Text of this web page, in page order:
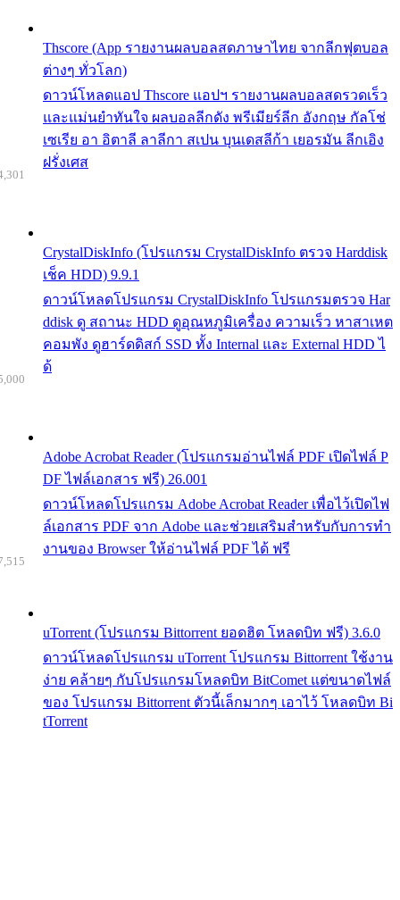
Thscore (App รายงานผลบอลสดภาษาไทย จากลีกฟุตบอล
ต่างๆ ทั่วโลก)
ดาวน์โหลดแอป Thscore แอปฯ รายงานผลบอลสดรวดเร็ว
และแม่นยำทันใจ ผลบอลลีกดัง พรีเมียร์ลีก อังกฤษ กัลโช่
เซเรีย อา อิตาลี ลาลีกา สเปน บุนเดสลีก้า เยอรมัน ลีกเอิง
ฝรั่งเศส
CrystalDiskInfo (โปรแกรม CrystalDiskInfo ตรวจ Harddisk
เช็ค HDD) 9.9.1
ดาวน์โหลดโปรแกรม CrystalDiskInfo โปรแกรมตรวจ Har
ddisk ดู สถานะ HDD ดูอุณหภูมิเครื่อง ความเร็ว หาสาเหต
คอมพัง ดูฮาร์ดดิสก์ SSD ทั้ง Internal และ External HDD ไ
ด้
Adobe Acrobat Reader (โปรแกรมอ่านไฟล์ PDF เปิดไฟล์ P
DF ไฟล์เอกสาร ฟรี) 26.001
ดาวน์โหลดโปรแกรม Adobe Acrobat Reader เพื่อไว้เปิดไฟ
ล์เอกสาร PDF จาก Adobe และช่วยเสริมสำหรับกับการทำ
งานของ Browser ให้อ่านไฟล์ PDF ได้ ฟรี
uTorrent (โปรแกรม Bittorrent ยอดฮิต โหลดบิท ฟรี) 3.6.0
ดาวน์โหลดโปรแกรม uTorrent โปรแกรม Bittorrent ใช้งาน
ง่าย คล้ายๆ กับโปรแกรมโหลดบิท BitComet แต่ขนาดไฟล์
ของ โปรแกรม Bittorrent ตัวนี้เล็กมากๆ เอาไว้ โหลดบิท Bi
tTorrent